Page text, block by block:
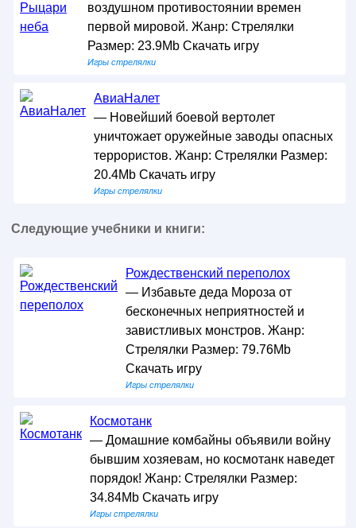
воздушном противостоянии времен
первой мировой. Жанр: Стрелялки
Размер: 23.9Mb Скачать игру
Игры стрелялки
АвиаНалет
— Новейший боевой вертолет
уничтожает оружейные заводы опасных
террористов. Жанр: Стрелялки Размер:
20.4Mb Скачать игру
Игры стрелялки
Следующие учебники и книги:
Рождественский переполох
— Избавьте деда Мороза от
бесконечных неприятностей и
завистливых монстров. Жанр:
Стрелялки Размер: 79.76Mb
Скачать игру
Игры стрелялки
Космотанк
— Домашние комбайны объявили войну
бывшим хозяевам, но космотанк наведет
порядок! Жанр: Стрелялки Размер:
34.84Mb Скачать игру
Игры стрелялки